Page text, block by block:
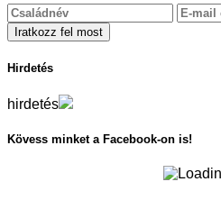
Hirdetés
hirdetés
Kövess minket a Facebook-on is!